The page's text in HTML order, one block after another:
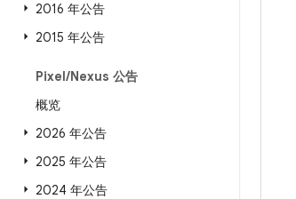
2016 年公告
2015 年公告
Pixel/Nexus 公告
概览
2026 年公告
2025 年公告
2024 年公告